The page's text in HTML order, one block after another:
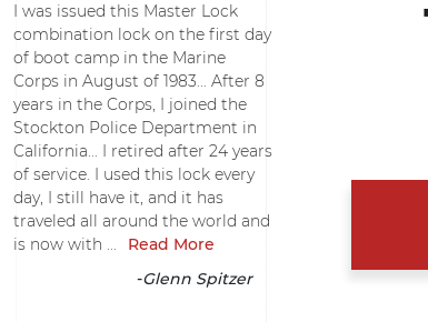
I was issued this Master Lock
combination lock on the first day
of boot camp in the Marine
Corps in August of 1983... After 8
years in the Corps, I joined the
Stockton Police Department in
California... I retired after 24 years
of service. I used this lock every
day, I still have it, and it has
traveled all around the world and
is now with ...
Read More
-Glenn Spitzer